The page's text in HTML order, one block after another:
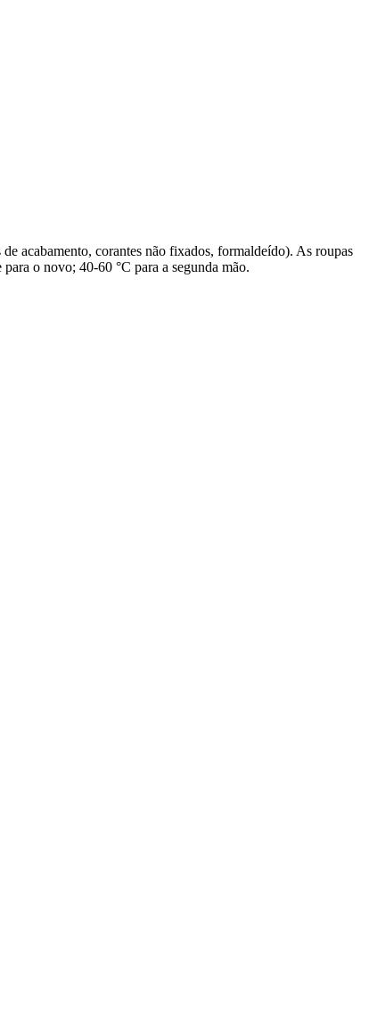
acabamento, corantes não fixados, formaldeído). As roupas
o novo; 40-60 °C para a segunda mão.